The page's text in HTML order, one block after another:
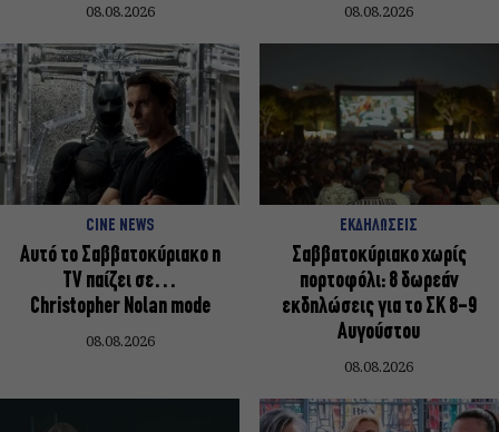
08.08.2026 08.08.2026
CINE NEWS
Αυτό το Σαββατοκύριακο η
TV παίζει σε…
Christopher Nolan mode
08.08.2026
ΕΚΔΗΛΩΣΕΙΣ
Σαββατοκύριακο χωρίς
πορτοφόλι: 8 δωρεάν
εκδηλώσεις για το ΣΚ 8-9
Αυγούστου
08.08.2026